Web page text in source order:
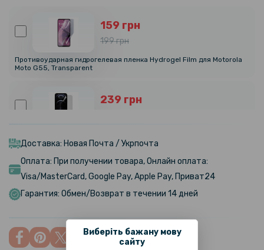
Виберіть бажану мову
сайту
159 грн
199 грн
Противоударная гидрогелевая пленка Hydrogel Film для Motorola
Moto G55, Transparent
239 грн
319 грн
399 грн
Гидрогелевая пленка iNobi Privacy Matte для Motorola Moto G55
159 грн
Доставка: Новая Почта / Укрпочта
Оплата: При получении товара, Онлайн оплата:
Visa/MasterCard, Google Pay, Apple Pay, Приват24
Гарантия: Обмен/Возврат в течении 14 дней